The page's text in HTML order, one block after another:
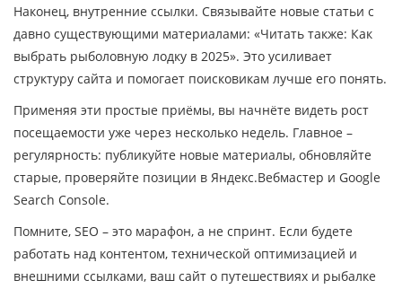
Наконец, внутренние ссылки. Связывайте новые статьи с
давно существующими материалами: «Читать также: Как
выбрать рыболовную лодку в 2025». Это усиливает
структуру сайта и помогает поисковикам лучше его понять.
Применяя эти простые приёмы, вы начнёте видеть рост
посещаемости уже через несколько недель. Главное –
регулярность: публикуйте новые материалы, обновляйте
старые, проверяйте позиции в Яндекс.Вебмастер и Google
Search Console.
Помните, SEO – это марафон, а не спринт. Если будете
работать над контентом, технической оптимизацией и
внешними ссылками, ваш сайт о путешествиях и рыбалке